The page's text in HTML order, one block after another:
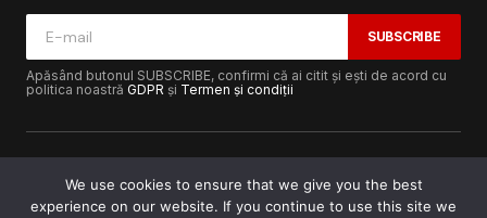
SUBSCRIBE
Apăsând butonul SUBSCRIBE, confirmi că ai citit și ești de acord cu
politica noastră GDPR și Termen și condiții
Copyright © 2017-2025Lugojeanul.ro· Toate drepturile
We use cookies to ensure that we give you the best
experience on our website. If you continue to use this site we